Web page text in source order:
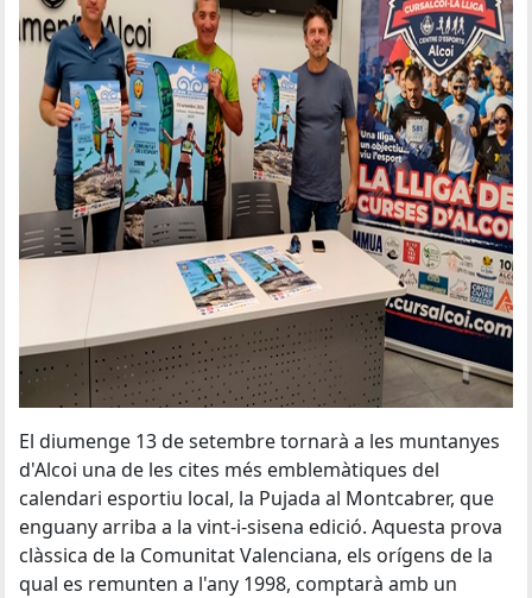
El diumenge 13 de setembre tornarà a les muntanyes
d'Alcoi una de les cites més emblemàtiques del
calendari esportiu local, la Pujada al Montcabrer, que
enguany arriba a la vint-i-sisena edició. Aquesta prova
clàssica de la Comunitat Valenciana, els orígens de la
qual es remunten a l'any 1998, comptarà amb un